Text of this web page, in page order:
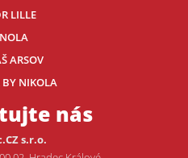
LILLE
ARSOV
NIKOLA
nás
s.r.o.